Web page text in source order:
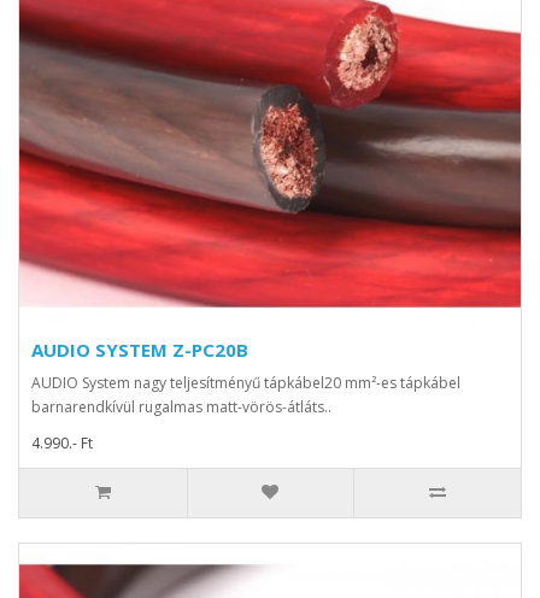
AUDIO SYSTEM Z-PC20B
AUDIO System nagy teljesítményű tápkábel20 mm²-es tápkábel
barnarendkívül rugalmas matt-vörös-átláts..
4.990.- Ft